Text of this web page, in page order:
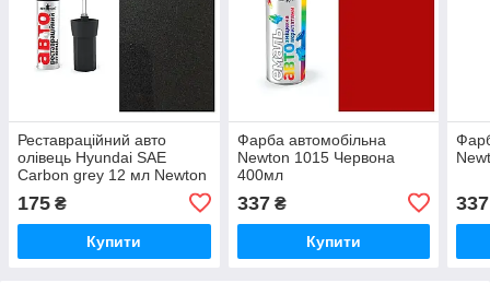
Реставраційний авто
олівець Hyundai SAE
Carbon grey 12 мл Newton
175 ₴
Купити
Фарба автомобільна
Newton 1015 Червона
400мл
337₴
Купити
337